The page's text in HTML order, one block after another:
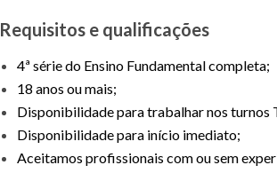
Requisitos e qualificações
4ª série do Ensino Fundamental completa;
18 anos ou mais;
Disponibilidade para trabalhar nos turnos
Disponibilidade para início imediato;
Aceitamos profissionais com ou sem